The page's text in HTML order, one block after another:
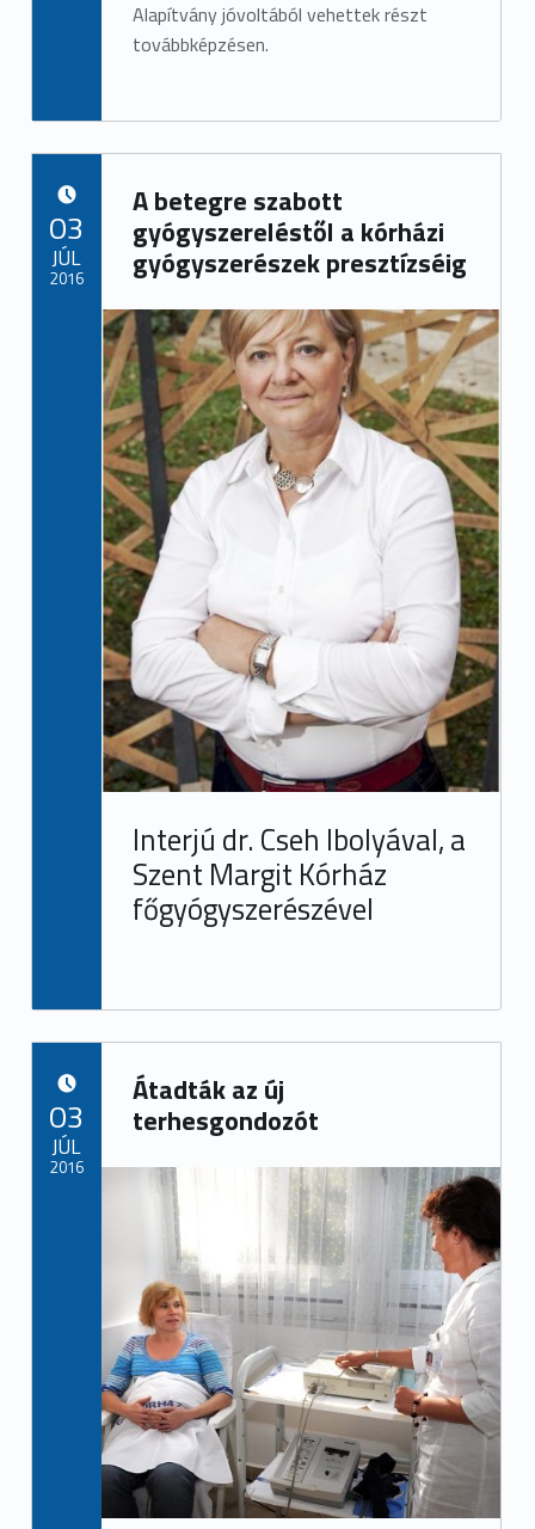
Alapítvány jóvoltából vehettek részt
továbbképzésen.
A betegre szabott
gyógyszereléstől a kórházi
gyógyszerészek presztízséig
Interjú dr. Cseh Ibolyával, a
Szent Margit Kórház
főgyógyszerészével
03
JÚL
2016
Átadták az új
terhesgondozót
03
JÚL
2016